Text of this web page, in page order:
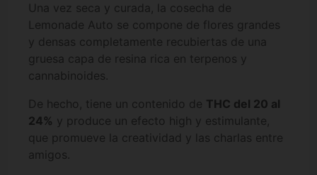
Una vez seca y curada, la cosecha de
Lemonade Auto se compone de flores grandes
y densas completamente recubiertas de una
gruesa capa de resina rica en terpenos y
cannabinoides.
De hecho, tiene un contenido de THC del 20 al
24% y produce un efecto high y estimulante,
que promueve la creatividad y las charlas entre
amigos.